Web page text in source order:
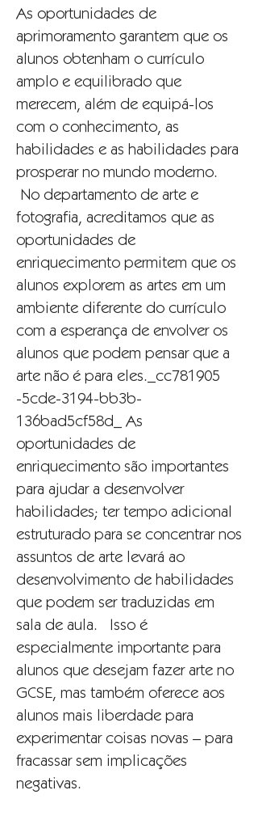
As oportunidades de
aprimoramento garantem que os
alunos obtenham o currículo
amplo e equilibrado que
merecem, além de equipá-los
com o conhecimento, as
habilidades e as habilidades para
prosperar no mundo moderno.
No departamento de arte e
fotografia, acreditamos que as
oportunidades de
enriquecimento permitem que os
alunos explorem as artes em um
ambiente diferente do currículo
com a esperança de envolver os
alunos que podem pensar que a
arte não é para eles._cc781905
-5cde-3194-bb3b-
136bad5cf58d_ As
oportunidades de
enriquecimento são importantes
para ajudar a desenvolver
habilidades; ter tempo adicional
estruturado para se concentrar nos
assuntos de arte levará ao
desenvolvimento de habilidades
que podem ser traduzidas em
sala de aula. Isso é
especialmente importante para
alunos que desejam fazer arte no
GCSE, mas também oferece aos
alunos mais liberdade para
experimentar coisas novas – para
fracassar sem implicações
negativas.